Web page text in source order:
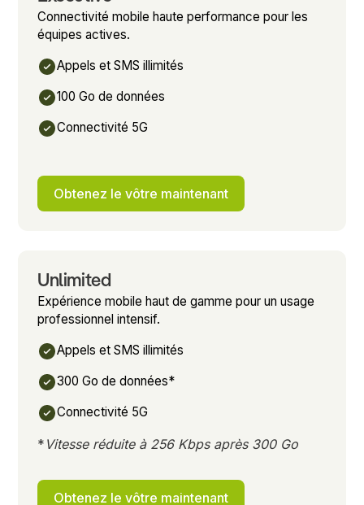
Connectivité mobile haute performance pour les
équipes actives.
Appels et SMS illimités
100 Go de données
Connectivité 5G
Obtenez le vôtre maintenant
Unlimited
Expérience mobile haut de gamme pour un usage
professionnel intensif.
Appels et SMS illimités
300 Go de données*
Connectivité 5G
* Vitesse réduite à 256 Kbps après 300 Go
Obtenez le vôtre maintenant